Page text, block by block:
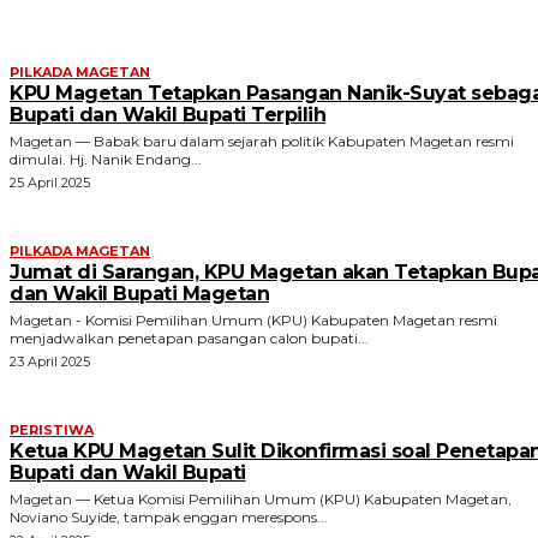
PILKADA MAGETAN
KPU Magetan Tetapkan Pasangan Nanik-Suyat
Bupati dan Wakil Bupati Terpilih
Magetan — Babak baru dalam sejarah politik Kabupaten Magetan resmi
dimulai. Hj. Nanik Endang...
25 April 2025
PILKADA MAGETAN
Jumat di Sarangan, KPU Magetan akan Tetapkan
dan Wakil Bupati Magetan
Magetan - Komisi Pemilihan Umum (KPU) Kabupaten Magetan resmi
menjadwalkan penetapan pasangan calon bupati...
23 April 2025
PERISTIWA
Ketua KPU Magetan Sulit Dikonfirmasi soal
Bupati dan Wakil Bupati
Magetan — Ketua Komisi Pemilihan Umum (KPU) Kabupaten Magetan,
Noviano Suyide, tampak enggan merespons...